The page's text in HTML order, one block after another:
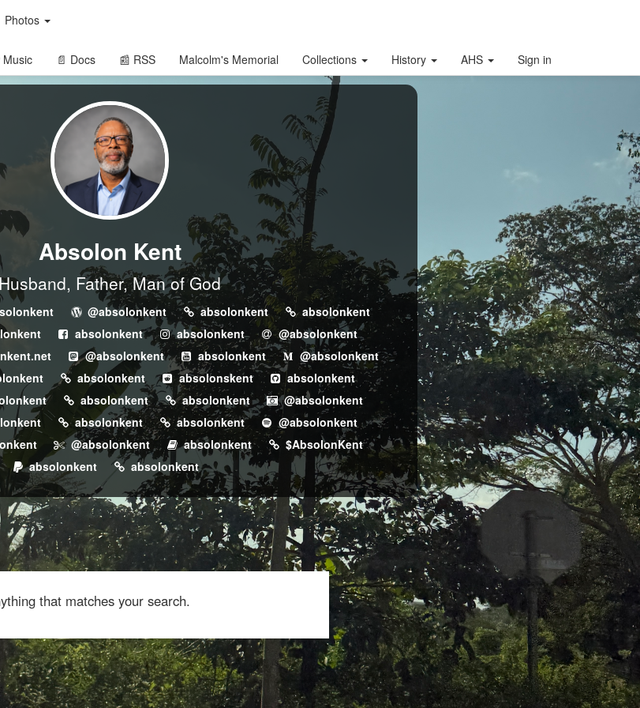
Photos
📄 Docs 📰 RSS Malcolm's Memorial Collections History AHS Sign in
Absolon Kent
Father, Man of God
@absolonkent absolonkent
absolonkent
absolonkent absolonkent
@absolonkent
@absolonkent absolonkent
@absolonkent
absolonkent absolonskent
absolonkent
absolonkent absolonkent
@absolonkent
absolonkent absolonkent
@absolonkent
@absolonkent absolonkent
$AbsolonKent
absolonkent
absolonkent
that matches your search.